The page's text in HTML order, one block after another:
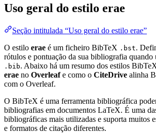
Uso geral do estilo erae
Seção intitulada “Uso geral do estilo erae”
O estilo erae é um ficheiro BibTeX .bst.
rótulos e pontuação da sua bibliografia quando
.bib. Abaixo há um resumo dos estilos
erae no Overleafe como o CiteDrive alinha
com o Overleaf.
O BibTeX é uma ferramenta bibliográfica
bibliografias em documentos LaTeX. É uma
bibliográficas mais utilizadas e suporta muitos
e formatos de citação diferentes.